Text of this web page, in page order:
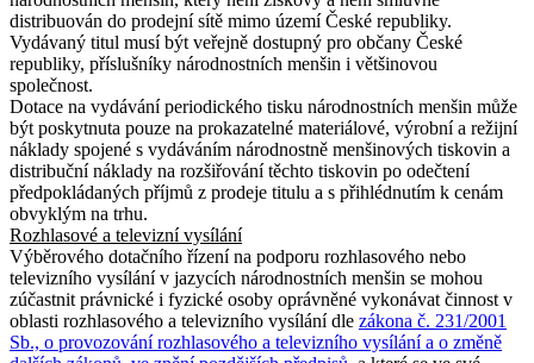
distribuován do prodejní sítě mimo území České republiky.
Vydávaný titul musí být veřejně dostupný pro občany České
republiky, příslušníky národnostních menšin i většinovou
společnost.
Dotace na vydávání periodického tisku národnostních menšin může
být poskytnuta pouze na prokazatelné materiálové, výrobní a režijní
náklady spojené s vydáváním národnostně menšinových tiskovin a
distribuční náklady na rozšiřování těchto tiskovin po odečtení
předpokládaných příjmů z prodeje titulu a s přihlédnutím k cenám
obvyklým na trhu.
Rozhlasové a televizní vysílání
Výběrového dotačního řízení na podporu rozhlasového nebo
televizního vysílání v jazycích národnostních menšin se mohou
zúčastnit právnické i fyzické osoby oprávněné vykonávat činnost v
oblasti rozhlasového a televizního vysílání dle zákona č. 231/2001
Sb., o provozování rozhlasového a televizního vysílání a o změně